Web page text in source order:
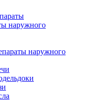
наружного
наружного